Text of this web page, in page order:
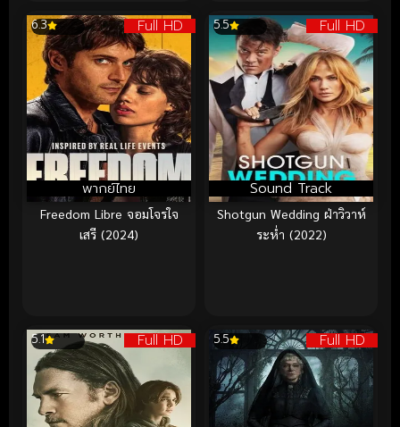
Full HD
พากย์ไทย
6.3
Freedom Libre จอมโจรใจ
เสรี (2024)
Full HD
Sound Track
5.5
Shotgun Wedding ฝ่าวิวาห์
ระห่ำ (2022)
Full HD
5.1 Full HD
5.5